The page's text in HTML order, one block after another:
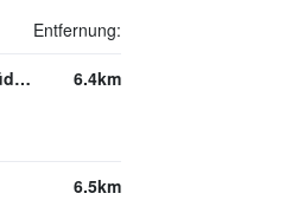
Entfernung:
GLOBUS Saarbrücken-Güdingen 6.4km
6.5km